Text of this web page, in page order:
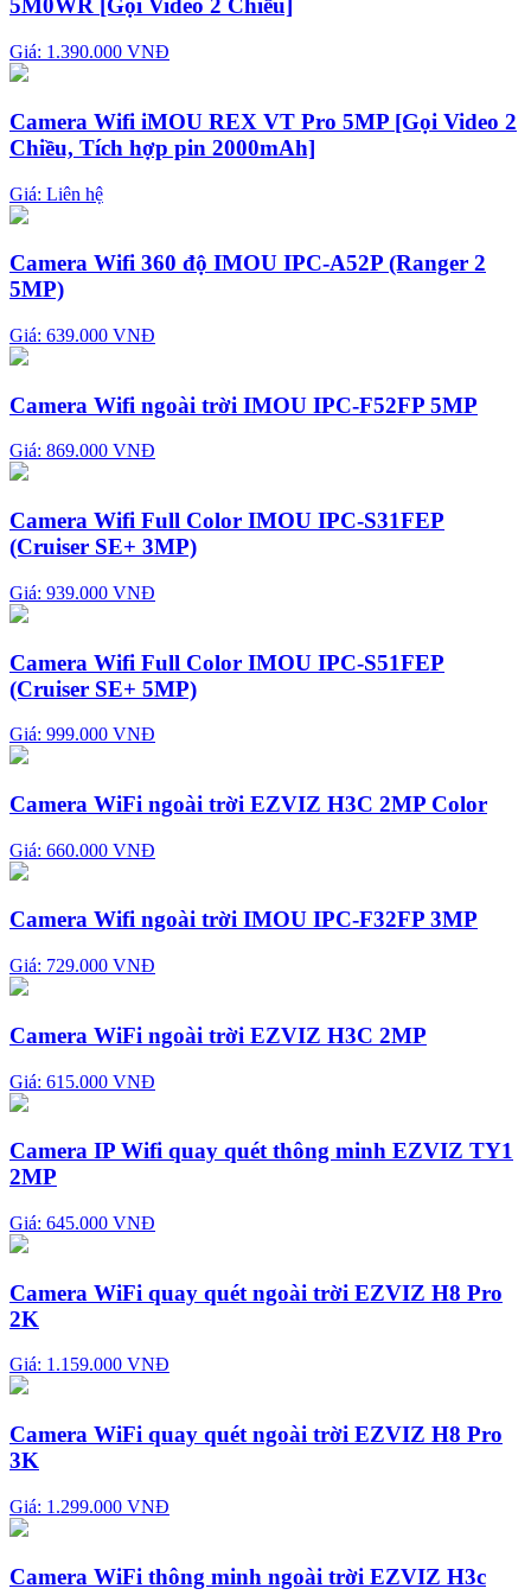
5M0WR [Gọi Video 2 Chiều]
Giá: 1.390.000 VNĐ
Camera Wifi iMOU REX VT Pro 5MP [Gọi Video 2
Chiều, Tích hợp pin 2000mAh]
Giá: Liên hệ
Camera Wifi 360 độ IMOU IPC-A52P (Ranger 2
5MP)
Giá: 639.000 VNĐ
Camera Wifi ngoài trời IMOU IPC-F52FP 5MP
Giá: 869.000 VNĐ
Camera Wifi Full Color IMOU IPC-S31FEP
(Cruiser SE+ 3MP)
Giá: 939.000 VNĐ
Camera Wifi Full Color IMOU IPC-S51FEP
(Cruiser SE+ 5MP)
Giá: 999.000 VNĐ
Camera WiFi ngoài trời EZVIZ H3C 2MP Color
Giá: 660.000 VNĐ
Camera Wifi ngoài trời IMOU IPC-F32FP 3MP
Giá: 729.000 VNĐ
Camera WiFi ngoài trời EZVIZ H3C 2MP
Giá: 615.000 VNĐ
Camera IP Wifi quay quét thông minh EZVIZ TY1
2MP
Giá: 645.000 VNĐ
Camera WiFi quay quét ngoài trời EZVIZ H8 Pro
2K
Giá: 1.159.000 VNĐ
Camera WiFi quay quét ngoài trời EZVIZ H8 Pro
3K
Giá: 1.299.000 VNĐ
Camera WiFi thông minh ngoài trời EZVIZ H3c